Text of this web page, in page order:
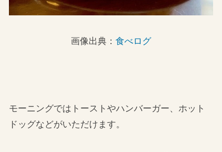
画像出典： 食べログ
モーニングではトーストやハンバーガー、ホット
ドッグなどがいただけます。